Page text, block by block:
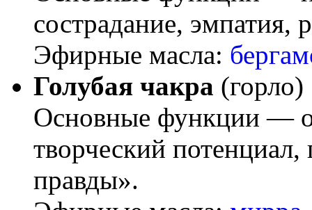
сострадание, эмпатия,
Эфирные масла:
Голубая чакра (горло)
Основные функции —
творческий
правды».